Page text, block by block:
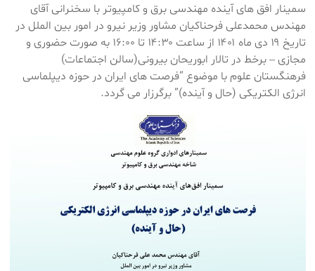
سمینار افق های آینده مهندسی برق و کامپیوتر با سخنرانی آقای
مهندس محمدعلی فرحناکیان مشاور وزیر نیرو در امور بین الملل در
تاریخ ۱۹ دی ماه ۱۴۰۱ از ساعت ۱۴:۳۰ تا ۱۶:۰۰ به صورت حضوری و
مجازی – برخط در تالار ابوریحان بیرونی(سالن اجتماعات)
فرهنگستان علوم با موضوع “فرصت های ایران در حوزه دیپلماسی
انرژی الکتریکی (حال و آینده)” برگرزار می گردد.